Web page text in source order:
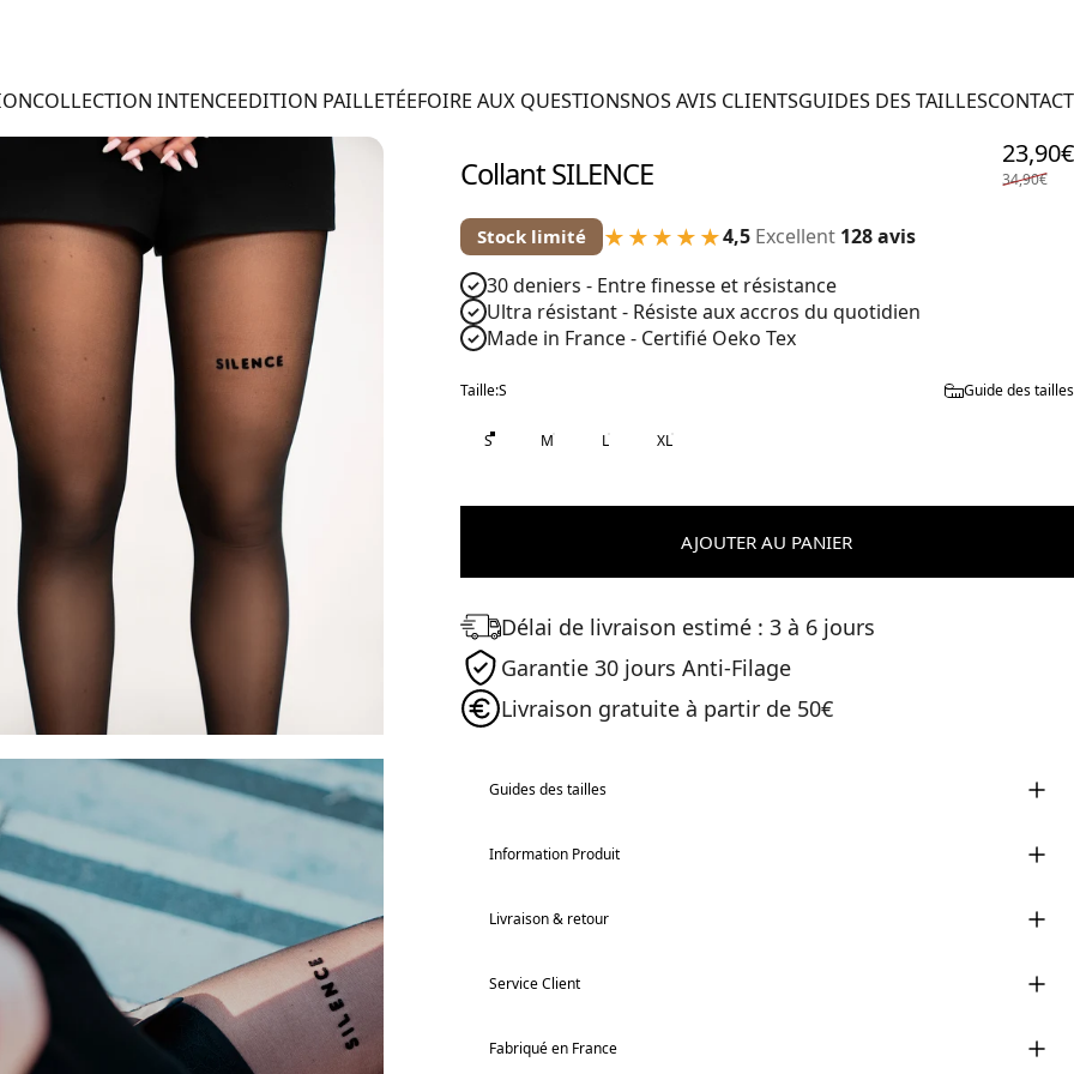
COLLECTION INTENCEEDITION PAILLETÉEFOIRE AUX QUESTIONSNOS AVIS CLIENTSGUIDES DES TAILLESCONTACT
CollantSILENCE
23,90€
34,90€
Stock limité ★★★★★4,5Excellent 128 avis
✓ 30 deniers - Entre finesse et résistance
✓ Ultra résistant - Résiste aux accros du quotidien
✓ Made in France - Certifié Oeko Tex
Taille
Taille:S Guide des tailles
S M L XL
AJOUTER AU PANIER
Délai de livraison estimé : 3 à 6 jours
Garantie 30 jours Anti-Filage
Livraison gratuite à partir de 50€
Guides des tailles
Information Produit
Livraison & retour
Service Client
Fabriqué en France